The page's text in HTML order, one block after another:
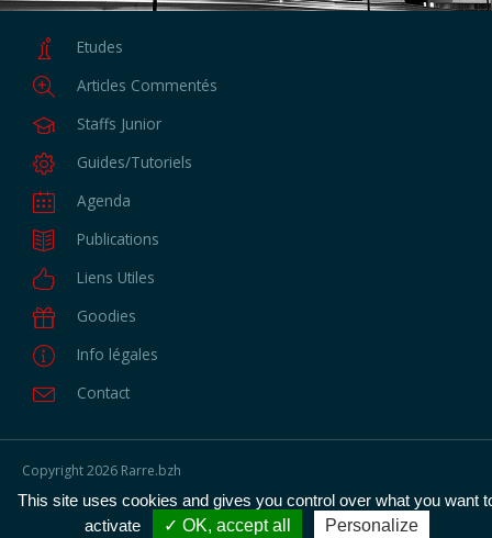
Etudes
Articles Commentés
Staffs Junior
Guides/Tutoriels
Agenda
Publications
Liens Utiles
Goodies
Info légales
Contact
Copyright2026 Rarre.bzh
Développeur : Ludo Meuret
Responsee Framework
This site uses cookies and gives you control over what you want
activate
✓ OK, accept all Personalize